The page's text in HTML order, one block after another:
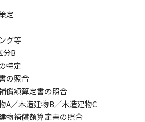
定
グ等
分B
特定
の照合
償額算定書の照合
A／木造建物B／木造建物C
物補償額算定書の照合